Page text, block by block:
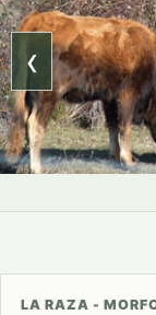
‹
LA RAZA -